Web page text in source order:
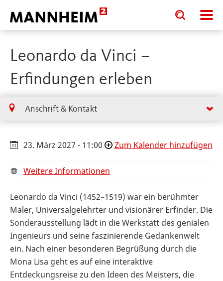
Toggle
search
input
Toggle
search
input
Leonardo da Vinci –
Erfindungen erleben
Anschrift & Kontakt
23. März 2027 - 11:00 Zum Kalender hinzufügen
Weitere Informationen
Leonardo da Vinci (1452–1519) war ein berühmter
Maler, Universalgelehrter und visionärer Erfinder. Die
Sonderausstellung lädt in die Werkstatt des genialen
Ingenieurs und seine faszinierende Gedankenwelt
ein. Nach einer besonderen Begrüßung durch die
Mona Lisa geht es auf eine interaktive
Entdeckungsreise zu den Ideen des Meisters, die